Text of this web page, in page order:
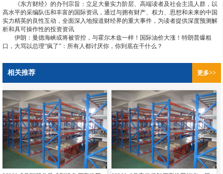
《东方财经》的办刊宗旨：立足大量实力阶层、高端读者及社会主流人群，以
高水平的采编队伍和丰富的国际资讯，通过与拥有财产、权力、思想和未来的中国
实力精英的良性互动，全面深入地报道财经界的重大事件，为读者提供深度预测解
析和具可操作性的投资资讯
伊朗：曼德海峡或将被管控，与霍尔木兹一样！国际油价大涨！特朗普爆粗
口，大骂以总理“疯了”：所有人都讨厌你，你到底在干什么？
相关推荐 更多>>